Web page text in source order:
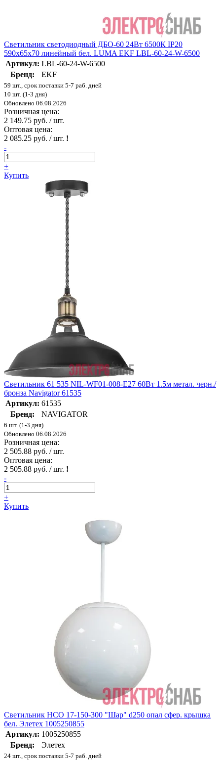
Светильник светодиодный ДБО-60 24Вт 6500К IP20
590х65х70 линейный бел. LUMA EKF LBL-60-24-W-6500
Артикул: LBL-60-24-W-6500
Бренд:
EKF
59 шт., срок поставки 5-7 раб. дней
10 шт. (1-3 дня)
Обновлено 06.08.2026
Розничная цена:
2 149.75 руб. / шт.
Оптовая цена:
2 085.25 руб. / шт. !
-
+
Купить
Светильник 61 535 NIL-WF01-008-E27 60Вт 1.5м метал. черн./
бронза Navigator 61535
Артикул: 61535
Бренд:
NAVIGATOR
6 шт. (1-3 дня)
Обновлено 06.08.2026
Розничная цена:
2 505.88 руб. / шт.
Оптовая цена:
2 505.88 руб. / шт. !
-
+
Купить
Светильник НСО 17-150-300 "Шар" d250 опал сфер. крышка
бел. Элетех 1005250855
Артикул: 1005250855
Бренд:
Элетех
24 шт., срок поставки 5-7 раб. дней